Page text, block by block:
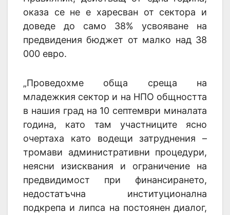
оказа се не е харесван от сектора и
доведе до само 38% усвояване на
предвидения бюджет от малко над 38
000 евро.
„Проведохме обща среща на
младежкия сектор и на НПО общността
в нашия град на 10 септември миналата
година, като там участниците ясно
очертаха като водещи затруднения –
тромави административни процедури,
неясни изисквания и ограничение на
предвидимост при финансирането,
недостатъчна институционална
подкрепа и липса на постоянен диалог,